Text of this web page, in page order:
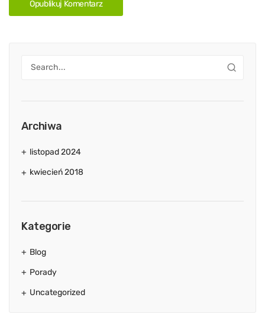
Archiwa
listopad 2024
kwiecień 2018
Kategorie
Blog
Porady
Uncategorized